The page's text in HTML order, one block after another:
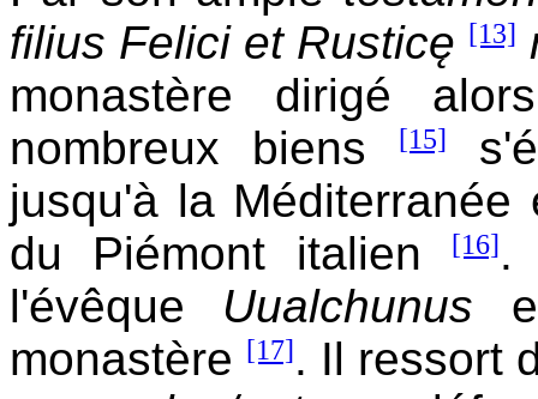
filius Felici et Rusticę [13]
monastère dirigé
nombreux biens
[15]
jusqu'à la
du Piémont italien
[16].
l'évêque Uualchunus
monastère [17]. Il ressort